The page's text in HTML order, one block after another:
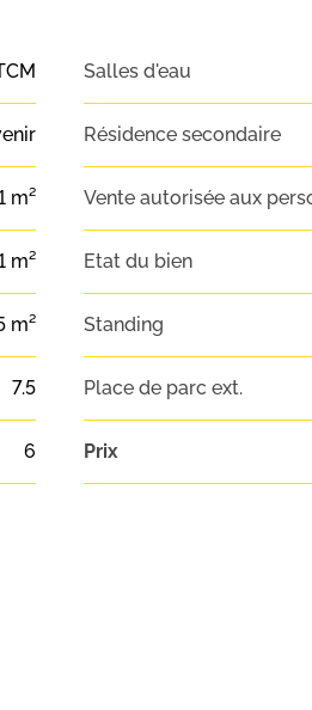
m²
m²
m²
7.5
6
Salles d'eau
Résidence secondaire
Vente autorisée aux
Etat du bien
Standing
Place de parc ext.
Prix